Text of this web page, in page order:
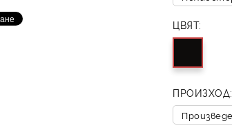
ЦВЯТ:
ПРОИЗХОД: